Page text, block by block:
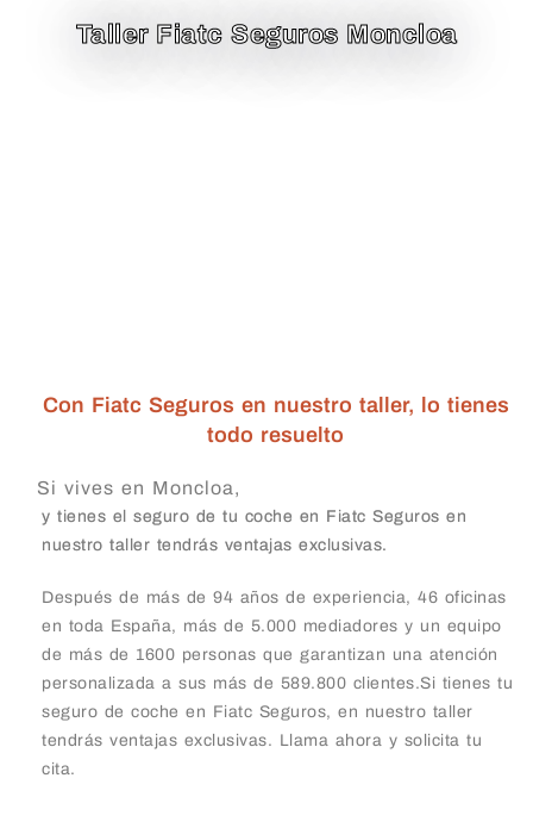
Taller Fiatc Seguros Moncloa
Con Fiatc Seguros en nuestro taller, lo tienes
todo resuelto
Si vives en Moncloa,
y tienes el seguro de tu coche en Fiatc Seguros en
nuestro taller tendrás ventajas exclusivas.
Después de más de 94 años de experiencia, 46 oficinas
en toda España, más de 5.000 mediadores y un equipo
de más de 1600 personas que garantizan una atención
personalizada a sus más de 589.800 clientes.Si tienes tu
seguro de coche en Fiatc Seguros, en nuestro taller
tendrás ventajas exclusivas. Llama ahora y solicita tu
cita.